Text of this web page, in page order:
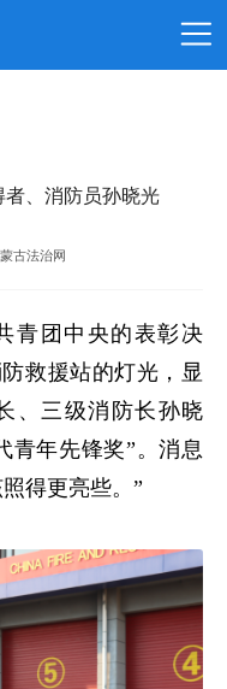
、消防员孙晓光
古法治网
团中央的表彰决
救援站的灯光，显
、三级消防长孙晓
青年先锋奖”。消息
得更亮些。”